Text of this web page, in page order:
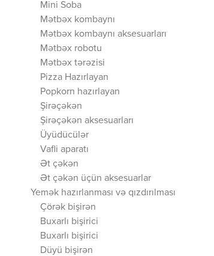
Mini Soba
Mətbəx kombaynı
Mətbəx kombaynı aksesuarları
Mətbəx robotu
Mətbəx tərəzisi
Pizza Hazırlayan
Popkorn hazırlayan
Şirəçəkən
Şirəçəkən aksesuarları
Üyüdücülər
Vafli aparatı
Ət çəkən
Ət çəkən üçün aksesuarlar
Yemək hazırlanması və qızdırılması
Çörək bişirən
Buxarlı bişirici
Buxarlı bişirici
Düyü bişirən